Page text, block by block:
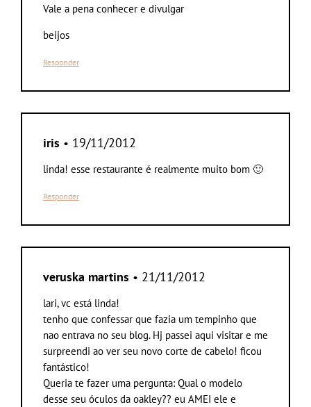
Vale a pena conhecer e divulgar
beijos
Responder
iris • 19/11/2012
linda! esse restaurante é realmente muito bom 🙂
Responder
veruska martins • 21/11/2012
lari, vc está linda!
tenho que confessar que fazia um tempinho que
nao entrava no seu blog. Hj passei aqui visitar e me
surpreendi ao ver seu novo corte de cabelo! ficou
fantástico!
Queria te fazer uma pergunta: Qual o modelo
desse seu óculos da oakley?? eu AMEI ele e